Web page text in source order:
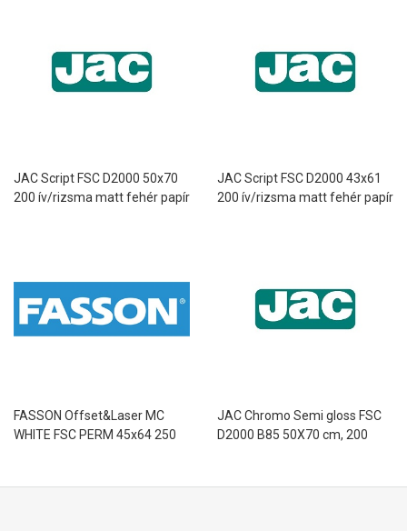
JAC Script FSC D2000 50x70
200 ív/rizsma matt fehér papír
JAC Script FSC D2000 43x61
200 ív/rizsma matt fehér papír
FASSON Offset&Laser MC
WHITE FSC PERM 45x64 250
JAC Chromo Semi gloss FSC
D2000 B85 50X70 cm, 200